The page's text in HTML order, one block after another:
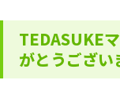
TEDASUKE
がとうござい